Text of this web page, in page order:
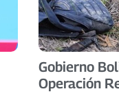
Gobierno
Operación